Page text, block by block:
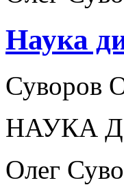
Наука
Суворов
НАУКА
Олег